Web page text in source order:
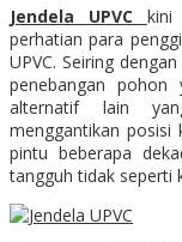
Jendela UPVC kini
perhatian para
UPVC. Seiring
penebangan pohon
alternatif lain
menggantikan posisi
pintu beberapa
tangguh tidak seperti